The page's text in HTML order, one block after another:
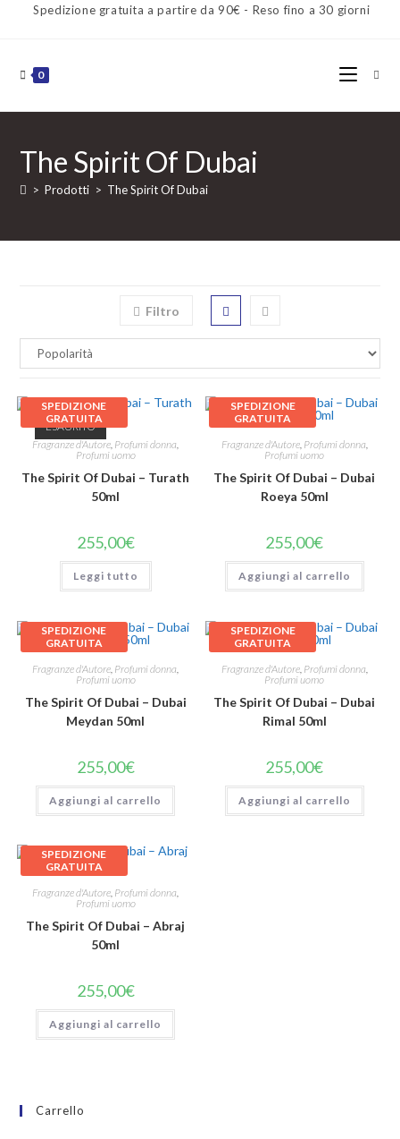
Spedizione gratuita a partire da 90€ - Reso fino a 30 giorni
0
The Spirit Of Dubai
> Prodotti > The Spirit Of Dubai
Filtro
SPEDIZIONE
GRATUITA
ESAURITO
Fragranze d'Autore, Profumi donna,
Profumi uomo
The Spirit Of Dubai – Turath
50ml
255,00€
Leggi tutto
SPEDIZIONE
GRATUITA
Fragranze d'Autore, Profumi donna,
Profumi uomo
The Spirit Of Dubai – Dubai
Roeya 50ml
255,00€
Aggiungi al carrello
SPEDIZIONE
GRATUITA
Fragranze d'Autore Profumi donna
Profumi uomo
The Spirit Of Dubai – Dubai
Meydan 50ml
255,00€
Aggiungi al carrello
SPEDIZIONE
GRATUITA
Fragranze d'Autore, Profumi donna
Profumi uomo
The Spirit Of Dubai – Dubai
Rimal 50ml
255,00€
Aggiungi al carrello
SPEDIZIONE
GRATUITA
Fragranze d'Autore, Profumi donna,
Profumi uomo
The Spirit Of Dubai – Abraj
50ml
255,00€
Aggiungi al carrello
Carrello